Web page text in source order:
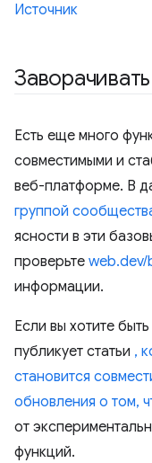
Источник
Заворачивать
Есть еще много
совместимыми и
веб-платформе. В
группой
ясности в эти
проверьте web.dev/
информации.
Если вы хотите
публикует статьи ,
становится
обновления о том,
от
функций.